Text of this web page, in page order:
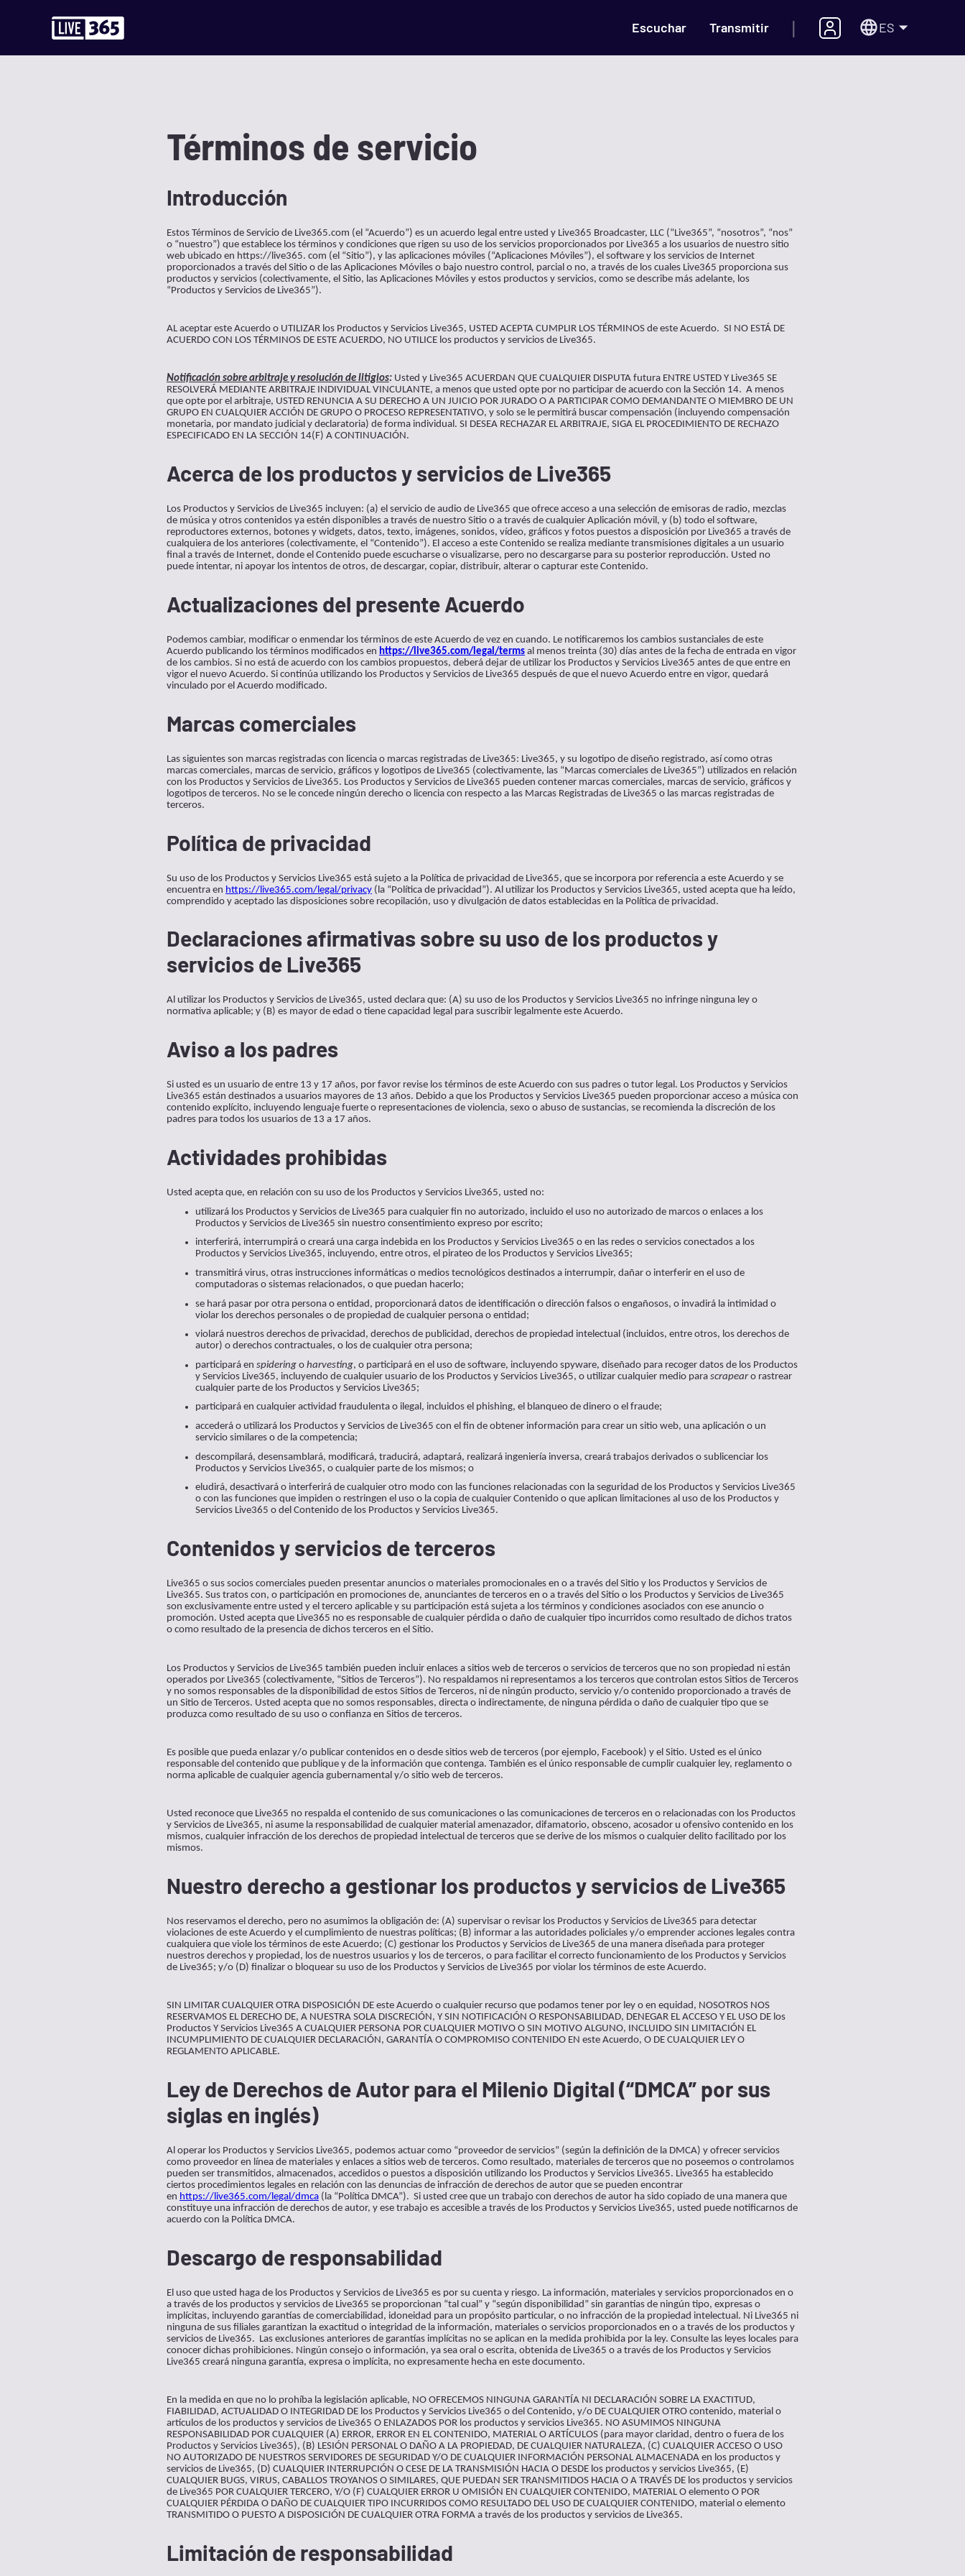
Escuchar Transmitir | ES
Términos de servicio
Introducción
Estos Términos de Servicio de Live365.com (el “Acuerdo”) es un acuerdo legal entre usted y Live365 Broadcaster, LLC (“Live365”, “nosotros”, “nos”
o “nuestro”) que establece los términos y condiciones que rigen su uso de los servicios proporcionados por Live365 a los usuarios de nuestro sitio
web ubicado en https://live365. com (el “Sitio”), y las aplicaciones móviles (“Aplicaciones Móviles”), el software y los servicios de Internet
proporcionados a través del Sitio o de las Aplicaciones Móviles o bajo nuestro control, parcial o no, a través de los cuales Live365 proporciona sus
productos y servicios (colectivamente, el Sitio, las Aplicaciones Móviles y estos productos y servicios, como se describe más adelante, los
“Productos y Servicios de Live365”).
AL aceptar este Acuerdo o UTILIZAR los Productos y Servicios Live365, USTED ACEPTA CUMPLIR LOS TÉRMINOS de este Acuerdo. SI NO ESTÁ DE
ACUERDO CON LOS TÉRMINOS DE ESTE ACUERDO, NO UTILICE los productos y servicios de Live365.
Notificación sobre arbitraje y resolución de litigios: Usted y Live365 ACUERDAN QUE CUALQUIER DISPUTA futura ENTRE USTED Y Live365 SE
RESOLVERÁ MEDIANTE ARBITRAJE INDIVIDUAL VINCULANTE, a menos que usted opte por no participar de acuerdo con la Sección 14. A menos
que opte por el arbitraje, USTED RENUNCIA A SU DERECHO A UN JUICIO POR JURADO O A PARTICIPAR COMO DEMANDANTE O MIEMBRO DE UN
GRUPO EN CUALQUIER ACCIÓN DE GRUPO O PROCESO REPRESENTATIVO, y solo se le permitirá buscar compensación (incluyendo compensación
monetaria, por mandato judicial y declaratoria) de forma individual. SI DESEA RECHAZAR EL ARBITRAJE, SIGA EL PROCEDIMIENTO DE RECHAZO
ESPECIFICADO EN LA SECCIÓN 14(F) A CONTINUACIÓN.
Acerca de los productos y servicios de Live365
Los Productos y Servicios de Live365 incluyen: (a) el servicio de audio de Live365 que ofrece acceso a una selección de emisoras de radio, mezclas
de música y otros contenidos ya estén disponibles a través de nuestro Sitio o a través de cualquier Aplicación móvil, y (b) todo el software,
reproductores externos, botones y widgets, datos, texto, imágenes, sonidos, vídeo, gráficos y fotos puestos a disposición por Live365 a través de
cualquiera de los anteriores (colectivamente, el “Contenido”). El acceso a este Contenido se realiza mediante transmisiones digitales a un usuario
final a través de Internet, donde el Contenido puede escucharse o visualizarse, pero no descargarse para su posterior reproducción. Usted no
puede intentar, ni apoyar los intentos de otros, de descargar, copiar, distribuir, alterar o capturar este Contenido.
Actualizaciones del presente Acuerdo
Podemos cambiar, modificar o enmendar los términos de este Acuerdo de vez en cuando. Le notificaremos los cambios sustanciales de este
Acuerdo publicando los términos modificados en https://live365.com/legal/terms al menos treinta (30) días antes de la fecha de entrada en vigor
de los cambios. Si no está de acuerdo con los cambios propuestos, deberá dejar de utilizar los Productos y Servicios Live365 antes de que entre en
vigor el nuevo Acuerdo. Si continúa utilizando los Productos y Servicios de Live365 después de que el nuevo Acuerdo entre en vigor, quedará
vinculado por el Acuerdo modificado.
Marcas comerciales
Las siguientes son marcas registradas con licencia o marcas registradas de Live365: Live365, y su logotipo de diseño registrado, así como otras
marcas comerciales, marcas de servicio, gráficos y logotipos de Live365 (colectivamente, las “Marcas comerciales de Live365”) utilizados en relación
con los Productos y Servicios de Live365. Los Productos y Servicios de Live365 pueden contener marcas comerciales, marcas de servicio, gráficos y
logotipos de terceros. No se le concede ningún derecho o licencia con respecto a las Marcas Registradas de Live365 o las marcas registradas de
terceros.
Política de privacidad
Su uso de los Productos y Servicios Live365 está sujeto a la Política de privacidad de Live365, que se incorpora por referencia a este Acuerdo y se
encuentra en https://live365.com/legal/privacy (la “Política de privacidad”). Al utilizar los Productos y Servicios Live365, usted acepta que ha leído,
comprendido y aceptado las disposiciones sobre recopilación, uso y divulgación de datos establecidas en la Política de privacidad.
Declaraciones afirmativas sobre su uso de los productos y
servicios de Live365
Al utilizar los Productos y Servicios de Live365, usted declara que: (A) su uso de los Productos y Servicios Live365 no infringe ninguna ley o
normativa aplicable; y (B) es mayor de edad o tiene capacidad legal para suscribir legalmente este Acuerdo.
Aviso a los padres
Si usted es un usuario de entre 13 y 17 años, por favor revise los términos de este Acuerdo con sus padres o tutor legal. Los Productos y Servicios
Live365 están destinados a usuarios mayores de 13 años. Debido a que los Productos y Servicios Live365 pueden proporcionar acceso a música con
contenido explícito, incluyendo lenguaje fuerte o representaciones de violencia, sexo o abuso de sustancias, se recomienda la discreción de los
padres para todos los usuarios de 13 a 17 años.
Actividades prohibidas
Usted acepta que, en relación con su uso de los Productos y Servicios Live365, usted no:
utilizará los Productos y Servicios de Live365 para cualquier fin no autorizado, incluido el uso no autorizado de marcos o enlaces a los
Productos y Servicios de Live365 sin nuestro consentimiento expreso por escrito;
interferirá, interrumpirá o creará una carga indebida en los Productos y Servicios Live365 o en las redes o servicios conectados a los
Productos y Servicios Live365, incluyendo, entre otros, el pirateo de los Productos y Servicios Live365;
transmitirá virus, otras instrucciones informáticas o medios tecnológicos destinados a interrumpir, dañar o interferir en el uso de
computadoras o sistemas relacionados, o que puedan hacerlo;
se hará pasar por otra persona o entidad, proporcionará datos de identificación o dirección falsos o engañosos, o invadirá la intimidad o
violar los derechos personales o de propiedad de cualquier persona o entidad;
violará nuestros derechos de privacidad, derechos de publicidad, derechos de propiedad intelectual (incluidos, entre otros, los derechos de
autor) o derechos contractuales, o los de cualquier otra persona;
participará en spidering o harvesting, o participará en el uso de software, incluyendo spyware, diseñado para recoger datos de los Productos
y Servicios Live365, incluyendo de cualquier usuario de los Productos y Servicios Live365, o utilizar cualquier medio para scrapearo rastrear
cualquier parte de los Productos y Servicios Live365;
participará en cualquier actividad fraudulenta o ilegal, incluidos el phishing, el blanqueo de dinero o el fraude;
accederá o utilizará los Productos y Servicios de Live365 con el fin de obtener información para crear un sitio web, una aplicación o un
servicio similares o de la competencia;
descompilará, desensamblará, modificará, traducirá, adaptará, realizará ingeniería inversa, creará trabajos derivados o sublicenciar los
Productos y Servicios Live365, o cualquier parte de los mismos; o
eludirá, desactivará o interferirá de cualquier otro modo con las funciones relacionadas con la seguridad de los Productos y Servicios Live365
o con las funciones que impiden o restringen el uso o la copia de cualquier Contenido o que aplican limitaciones al uso de los Productos y
Servicios Live365 o del Contenido de los Productos y Servicios Live365.
Contenidos y servicios de terceros
Live365 o sus socios comerciales pueden presentar anuncios o materiales promocionales en o a través del Sitio y los Productos y Servicios de
Live365. Sus tratos con, o participación en promociones de, anunciantes de terceros en o a través del Sitio o los Productos y Servicios de Live365
son exclusivamente entre usted y el tercero aplicable y su participación está sujeta a los términos y condiciones asociados con ese anuncio o
promoción. Usted acepta que Live365 no es responsable de cualquier pérdida o daño de cualquier tipo incurridos como resultado de dichos tratos
o como resultado de la presencia de dichos terceros en el Sitio.
Los Productos y Servicios de Live365 también pueden incluir enlaces a sitios web de terceros o servicios de terceros que no son propiedad ni están
operados por Live365 (colectivamente, “Sitios de Terceros”). No respaldamos ni representamos a los terceros que controlan estos Sitios de Terceros
y no somos responsables de la disponibilidad de estos Sitios de Terceros, ni de ningún producto, servicio y/o contenido proporcionado a través de
un Sitio de Terceros. Usted acepta que no somos responsables, directa o indirectamente, de ninguna pérdida o daño de cualquier tipo que se
produzca como resultado de su uso o confianza en Sitios de terceros.
Es posible que pueda enlazar y/o publicar contenidos en o desde sitios web de terceros (por ejemplo, Facebook) y el Sitio. Usted es el único
responsable del contenido que publique y de la información que contenga. También es el único responsable de cumplir cualquier ley, reglamento o
norma aplicable de cualquier agencia gubernamental y/o sitio web de terceros.
Usted reconoce que Live365 no respalda el contenido de sus comunicaciones o las comunicaciones de terceros en o relacionadas con los Productos
y Servicios de Live365, ni asume la responsabilidad de cualquier material amenazador, difamatorio, obsceno, acosador u ofensivo contenido en los
mismos, cualquier infracción de los derechos de propiedad intelectual de terceros que se derive de los mismos o cualquier delito facilitado por los
mismos.
Nuestro derecho a gestionar los productos y servicios de Live365
Nos reservamos el derecho, pero no asumimos la obligación de: (A) supervisar o revisar los Productos y Servicios de Live365 para detectar
violaciones de este Acuerdo y el cumplimiento de nuestras políticas; (B) informar a las autoridades policiales y/o emprender acciones legales contra
cualquiera que viole los términos de este Acuerdo; (C) gestionar los Productos y Servicios de Live365 de una manera diseñada para proteger
nuestros derechos y propiedad, los de nuestros usuarios y los de terceros, o para facilitar el correcto funcionamiento de los Productos y Servicios
de Live365; y/o (D) finalizar o bloquear su uso de los Productos y Servicios de Live365 por violar los términos de este Acuerdo.
SIN LIMITAR CUALQUIER OTRA DISPOSICIÓN DE este Acuerdo o cualquier recurso que podamos tener por ley o en equidad, NOSOTROS NOS
RESERVAMOS EL DERECHO DE, A NUESTRA SOLA DISCRECIÓN, Y SIN NOTIFICACIÓN O RESPONSABILIDAD, DENEGAR EL ACCESO Y EL USO DE los
Productos Y Servicios Live365 A CUALQUIER PERSONA POR CUALQUIER MOTIVO O SIN MOTIVO ALGUNO, INCLUIDO SIN LIMITACIÓN EL
INCUMPLIMIENTO DE CUALQUIER DECLARACIÓN, GARANTÍA O COMPROMISO CONTENIDO EN este Acuerdo, O DE CUALQUIER LEY O
REGLAMENTO APLICABLE.
Ley de Derechos de Autor para el Milenio Digital (“DMCA” por sus
siglas en inglés)
Al operar los Productos y Servicios Live365, podemos actuar como “proveedor de servicios” (según la definición de la DMCA) y ofrecer servicios
como proveedor en línea de materiales y enlaces a sitios web de terceros. Como resultado, materiales de terceros que no poseemos o controlamos
pueden ser transmitidos, almacenados, accedidos o puestos a disposición utilizando los Productos y Servicios Live365. Live365 ha establecido
ciertos procedimientos legales en relación con las denuncias de infracción de derechos de autor que se pueden encontrar
en https://live365.com/legal/dmca (la “Política DMCA”). Si usted cree que un trabajo con derechos de autor ha sido copiado de una manera que
constituye una infracción de derechos de autor, y ese trabajo es accesible a través de los Productos y Servicios Live365, usted puede notificarnos de
acuerdo con la Política DMCA.
Descargo de responsabilidad
El uso que usted haga de los Productos y Servicios de Live365 es por su cuenta y riesgo. La información, materiales y servicios proporcionados en o
a través de los productos y servicios de Live365 se proporcionan “tal cual” y “según disponibilidad” sin garantías de ningún tipo, expresas o
implícitas, incluyendo garantías de comerciabilidad, idoneidad para un propósito particular, o no infracción de la propiedad intelectual. Ni Live365 ni
ninguna de sus filiales garantizan la exactitud o integridad de la información, materiales o servicios proporcionados en o a través de los productos y
servicios de Live365. Las exclusiones anteriores de garantías implícitas no se aplican en la medida prohibida por la ley. Consulte las leyes locales para
conocer dichas prohibiciones. Ningún consejo o información, ya sea oral o escrita, obtenida de Live365 o a través de los Productos y Servicios
Live365 creará ninguna garantía, expresa o implícita, no expresamente hecha en este documento.
En la medida en que no lo prohíba la legislación aplicable, NO OFRECEMOS NINGUNA GARANTÍA NI DECLARACIÓN SOBRE LA EXACTITUD,
FIABILIDAD, ACTUALIDAD O INTEGRIDAD DE los Productos y Servicios Live365 o del Contenido, y/o DE CUALQUIER OTRO contenido, material o
artículos de los productos y servicios de Live365 O ENLAZADOS POR los productos y servicios Live365. NO ASUMIMOS NINGUNA
RESPONSABILIDAD POR CUALQUIER (A) ERROR, ERROR EN EL CONTENIDO, MATERIAL O ARTÍCULOS (para mayor claridad, dentro o fuera de los
Productos y Servicios Live365), (B) LESIÓN PERSONAL O DAÑO A LA PROPIEDAD, DE CUALQUIER NATURALEZA, (C) CUALQUIER ACCESO O USO
NO AUTORIZADO DE NUESTROS SERVIDORES DE SEGURIDAD Y/O DE CUALQUIER INFORMACIÓN PERSONAL ALMACENADA en los productos y
servicios de Live365, (D) CUALQUIER INTERRUPCIÓN O CESE DE LA TRANSMISIÓN HACIA O DESDE los productos y servicios Live365, (E)
CUALQUIER BUGS, VIRUS, CABALLOS TROYANOS O SIMILARES, QUE PUEDAN SER TRANSMITIDOS HACIA O A TRAVÉS DE los productos y servicios
de Live365 POR CUALQUIER TERCERO, Y/O (F) CUALQUIER ERROR U OMISIÓN EN CUALQUIER CONTENIDO, MATERIAL O elemento O POR
CUALQUIER PÉRDIDA O DAÑO DE CUALQUIER TIPO INCURRIDOS COMO RESULTADO DEL USO DE CUALQUIER CONTENIDO, material o elemento
TRANSMITIDO O PUESTO A DISPOSICIÓN DE CUALQUIER OTRA FORMA a través de los productos y servicios de Live365.
Limitación de responsabilidad